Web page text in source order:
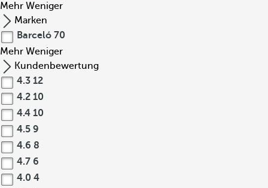
Mehr Weniger
Marken
Barceló 70
Mehr Weniger
Kundenbewertung
4.3 12
4.2 10
4.4 10
4.5 9
4.6 8
4.7 6
4.0 4